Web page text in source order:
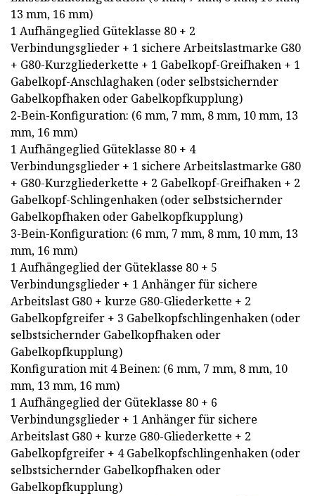
13 mm, 16 mm)
1 Aufhängeglied Güteklasse 80 + 2
Verbindungsglieder + 1 sichere Arbeitslastmarke G80
+ G80-Kurzgliederkette + 1 Gabelkopf-Greifhaken + 1
Gabelkopf-Anschlaghaken (oder selbstsichernder
Gabelkopfhaken oder Gabelkopfkupplung)
2-Bein-Konfiguration: (6 mm, 7 mm, 8 mm, 10 mm, 13
mm, 16 mm)
1 Aufhängeglied Güteklasse 80 + 4
Verbindungsglieder + 1 sichere Arbeitslastmarke G80
+ G80-Kurzgliederkette + 2 Gabelkopf-Greifhaken + 2
Gabelkopf-Schlingenhaken (oder selbstsichernder
Gabelkopfhaken oder Gabelkopfkupplung)
3-Bein-Konfiguration: (6 mm, 7 mm, 8 mm, 10 mm, 13
mm, 16 mm)
1 Aufhängeglied der Güteklasse 80 + 5
Verbindungsglieder + 1 Anhänger für sichere
Arbeitslast G80 + kurze G80-Gliederkette + 2
Gabelkopfgreifer + 3 Gabelkopfschlingenhaken (oder
selbstsichernder Gabelkopfhaken oder
Gabelkopfkupplung)
Konfiguration mit 4 Beinen: (6 mm, 7 mm, 8 mm, 10
mm, 13 mm, 16 mm)
1 Aufhängeglied der Güteklasse 80 + 6
Verbindungsglieder + 1 Anhänger für sichere
Arbeitslast G80 + kurze G80-Gliederkette + 2
Gabelkopfgreifer + 4 Gabelkopfschlingenhaken (oder
selbstsichernder Gabelkopfhaken oder
Gabelkopfkupplung)